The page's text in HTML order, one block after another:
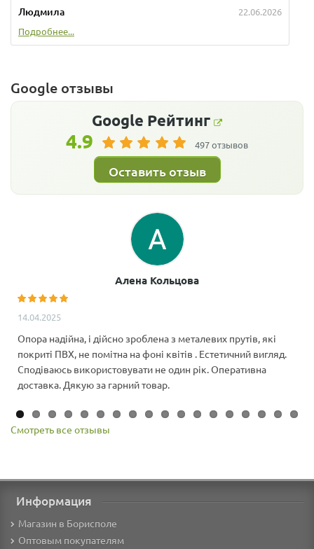
Людмила
22.06.2026
Подробнее...
Google отзывы
Google Рейтинг
4.9 497 отзывов
Оставить отзыв
Алена Кольцова
14.04.2025
Опора надійна, і дійсно зроблена з металевих прутів, які
покриті ПВХ, не помітна на фоні квітів . Естетичний вигляд.
Сподіваюсь використовувати не один рік. Оперативна
доставка. Дякую за гарний товар.
Смотреть все отзывы
Информация
Магазин в Борисполе
Оптовым покупателям